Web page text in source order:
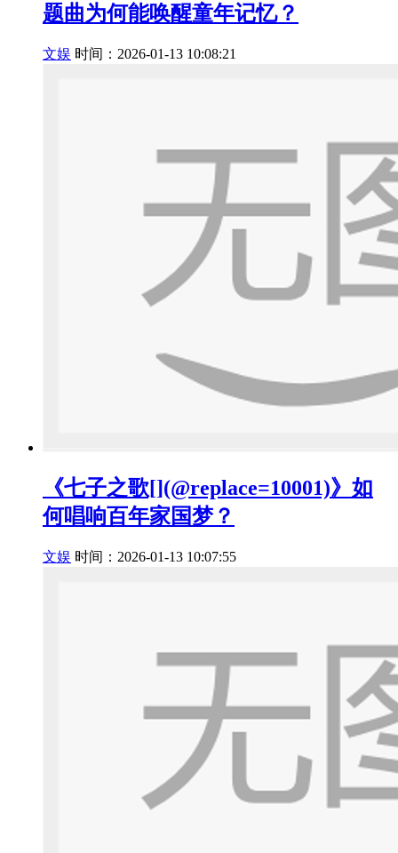
题曲为何能唤醒童年记忆？
文娱 时间：2026-01-13 10:08:21
《七子之歌[](@replace=10001)》如
何唱响百年家国梦？
文娱 时间：2026-01-13 10:07:55